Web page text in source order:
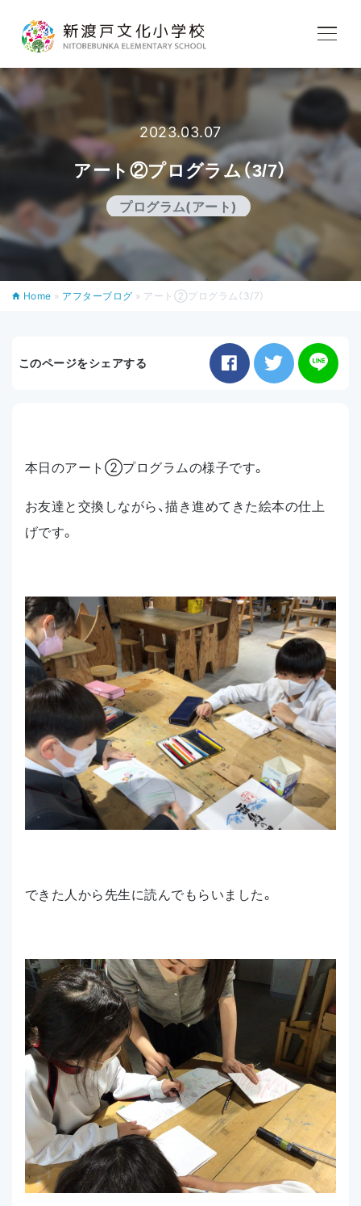
教育内容
学校生活
入学案内
2023.03.07
アート②プログラム（3/7）
プログラム(アート)
Home » アフターブログ » アート②プログラム（3/7）
このページをシェアする
本日のアート②プログラムの様子です。
お友達と交換しながら、描き進めてきた絵本の仕上
げです。
できた人から先生に読んでもらいました。